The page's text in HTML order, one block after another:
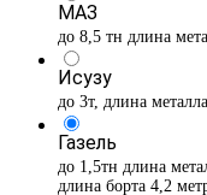
МАЗ
до 8,5 тн длина
Исузу
до 3т, длина
Газель
до 1,5тн длина
длина борта 4,2